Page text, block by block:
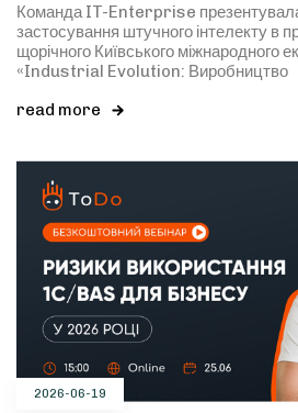
Команда IT-Enterprise презентувала
застосування штучного інтелекту в
щорічного Київського міжнародного
«Industrial Evolution: Виробництво
read more
2026-06-19